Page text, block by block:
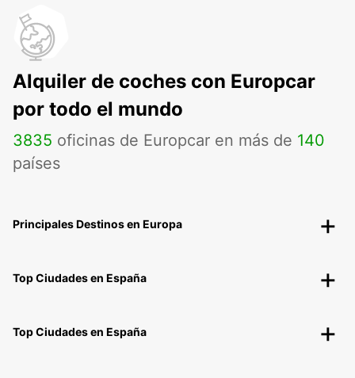
Alquiler de coches con Europcar
por todo el mundo
3835 oficinas de Europcar en más de 140
países
Principales Destinos en Europa
Top Ciudades en España
Top Ciudades en España